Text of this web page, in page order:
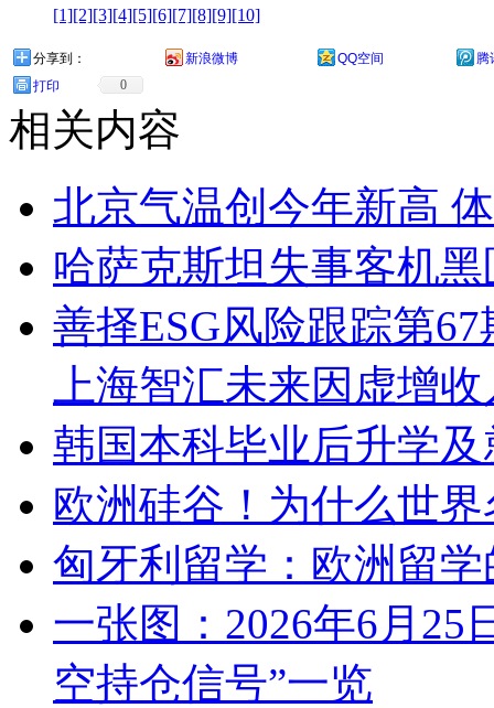
[1][2][3][4][5][6][7][8][9][10]
分享到： 新浪微博 QQ空间
腾
打印
0
相关内容
北京气温创今年新高
哈萨克斯坦失事客机
善择ESG风险跟踪第
上海智汇未来因虚增
韩国本科毕业后升学
欧洲硅谷！为什么世
匈牙利留学：欧洲留
一张图：2026年6月25
空持仓信号”一览